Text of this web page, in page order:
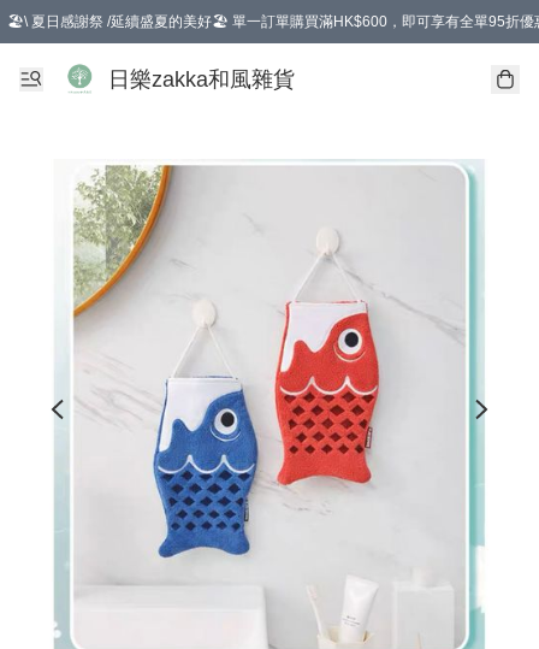
🏖️\ 夏日感謝祭 /延續盛夏的美好🏖️ 單一訂單購買滿HK$600，即可享有全單95折優
選擇GoGoX住宅/工商地址配送，單一訂單消費購物滿HK$680(折扣後），可享有
日樂zakka和風雜貨